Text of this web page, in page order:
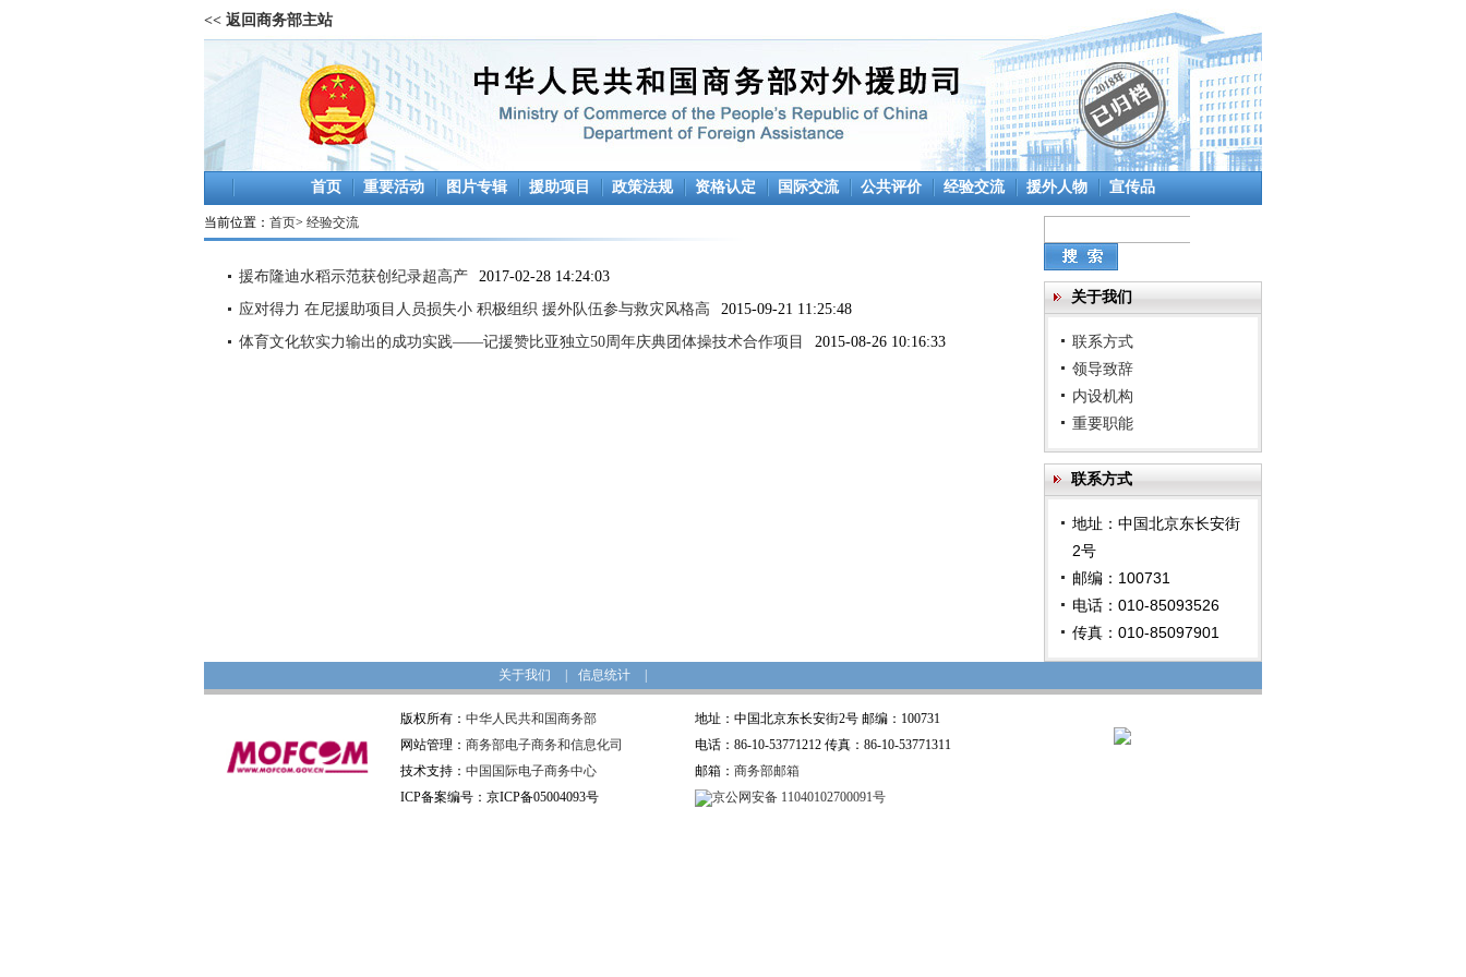
<< 返回商务部主站
首页 重要活动 图片专辑 援助项目 政策法规 资格认定 国际交流 公共评价 经验交流 援外人物 宣传品
当前位置： 首页> 经验交流
援布隆迪水稻示范获创纪录超高产
2017-02-28 14:24:03
应对得力 在尼援助项目人员损失小 积极组织 援外队伍参与救灾风格高
2015-09-21 11:25:48
体育文化软实力输出的成功实践——记援赞比亚独立50周年庆典团体操技术合作项目
2015-08-26 10:16:33
关于我们
联系方式
领导致辞
内设机构
重要职能
联系方式
地址：中国北京东长安街
2号
邮编：100731
电话：010-85093526
传真：010-85097901
关于我们 信息统计
版权所有： 中华人民共和国商务部
网站管理： 商务部电子商务和信息化司
技术支持： 中国国际电子商务中心
ICP备案编号：京ICP备05004093号
地址：中国北京东长安街2号 邮编：100731
电话：86-10-53771212 传真：86-10-53771311
邮箱： 商务部邮箱
京公网安备 11040102700091号